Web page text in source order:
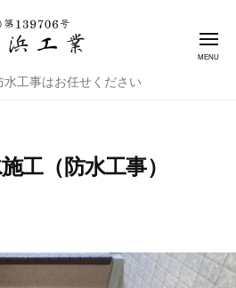
工事はお任せください
工（防水工事）